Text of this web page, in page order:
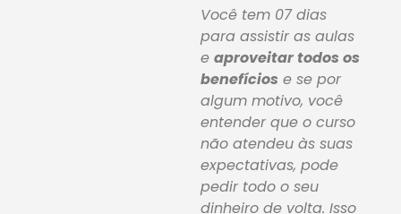
Você tem 07 dias
para assistir as aulas
e aproveitar todos os
benefícios e se por
algum motivo, você
entender que o curso
não atendeu às suas
expectativas, pode
pedir todo o seu
dinheiro de volta. Isso